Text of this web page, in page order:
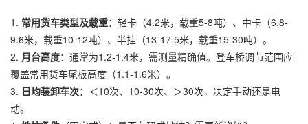
1. 常用货车类型及载重：轻卡（4.2米，载重5-8吨）、中卡（6.8-
9.6米，载重10-12吨）、半挂（13-17.5米，载重15-30吨）。
2. 月台高度：通常为1.2-1.4米，需测量精确值。登车桥调节范围应
覆盖常用货车尾板高度（1.1-1.6米）。
3. 日均装卸车次：＜10次、10-30次、＞30次，决定手动还是电
动。